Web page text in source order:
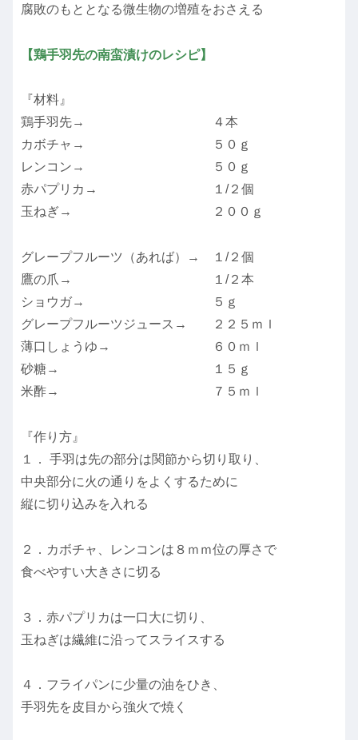
腐敗のもととなる微生物の増殖をおさえる
【鶏手羽先の南蛮漬けのレシピ】
『材料』
鶏手羽先→ ４本
カボチャ→ ５０ｇ
レンコン→ ５０ｇ
赤パプリカ→ １/２個
玉ねぎ→ ２００ｇ
グレープフルーツ（あれば）→ １/２個
鷹の爪→ １/２本
ショウガ→ ５ｇ
グレープフルーツジュース→ ２２５ｍｌ
薄口しょうゆ→ ６０ｍｌ
砂糖→ １５ｇ
米酢→ ７５ｍｌ
『作り方』
１． 手羽は先の部分は関節から切り取り、
中央部分に火の通りをよくするために
縦に切り込みを入れる
２．カボチャ、レンコンは８ｍｍ位の厚さで
食べやすい大きさに切る
３．赤パプリカは一口大に切り、
玉ねぎは繊維に沿ってスライスする
４．フライパンに少量の油をひき、
手羽先を皮目から強火で焼く